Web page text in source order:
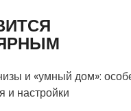
и «умный дом»:
и настройки